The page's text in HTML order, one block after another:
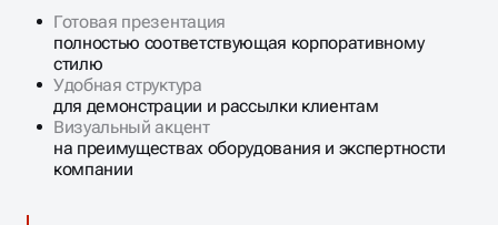
Готовая презентация
полностью соответствующая корпоративному
стилю
Удобная структура
для демонстрации и рассылки клиентам
Визуальный акцент
на преимуществах оборудования и экспертности
компании